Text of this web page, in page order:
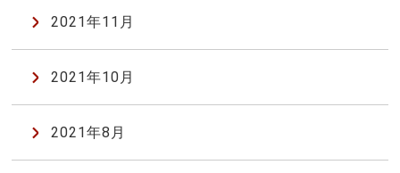
2021年11月
2021年10月
2021年8月